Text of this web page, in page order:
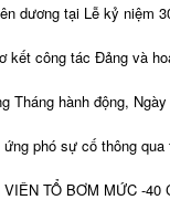
dương tại Lễ kỷ niệm
kết công tác Đảng và
Tháng hành động,
phó sự cố thông
TỔ BƠM MỨC -